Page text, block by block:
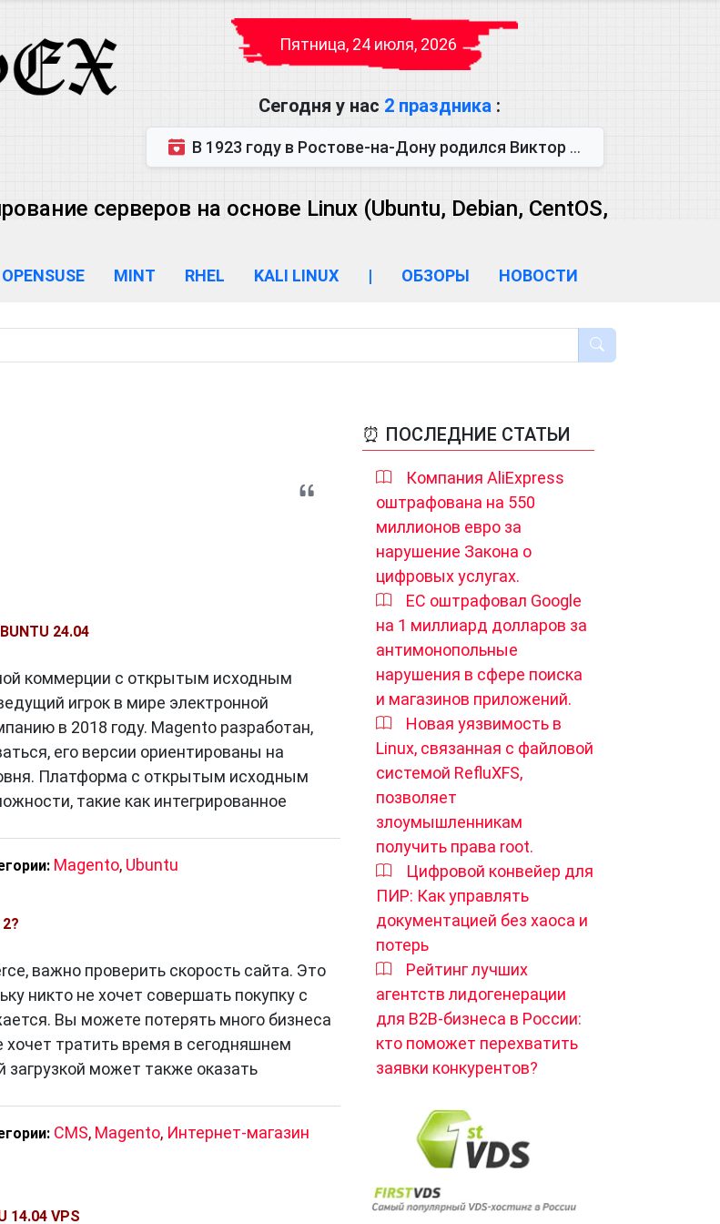
Пятница, 24 июля, 2026
Сегодня у нас 2 праздника :
В 1923 году в Ростове-на-Дону родился Виктор Михайлович Глушков. Под руководством Виктора Михайло...
серверов на основе Linux (Ubuntu, Debian, CentOS,
OPENSUSE MINT RHEL KALI LINUX | ОБЗОРЫ НОВОСТИ
24.04
коммерции с открытым исходным
игрок в мире электронной
в 2018 году. Magento разработан,
его версии ориентированы на
Платформа с открытым исходным
такие как интегрированное
Magento, Ubuntu
важно проверить скорость сайта. Это
никто не хочет совершать покупку с
Вы можете потерять много бизнеса
хочет тратить время в сегодняшнем
может также оказать
CMS, Magento, Интернет-магазин
14.04 VPS
⏰ ПОСЛЕДНИЕ СТАТЬИ
Компания AliExpress
оштрафована на 550
миллионов евро за
нарушение Закона о
цифровых услугах.
ЕС оштрафовал Google
на 1 миллиард долларов за
антимонопольные
нарушения в сфере поиска
и магазинов приложений.
Новая уязвимость в
Linux, связанная с файловой
системой RefluXFS,
позволяет
злоумышленникам
получить права root.
Цифровой конвейер для
ПИР: Как управлять
документацией без хаоса и
потерь
Рейтинг лучших
агентств лидогенерации
для B2B-бизнеса в России:
кто поможет перехватить
заявки конкурентов?